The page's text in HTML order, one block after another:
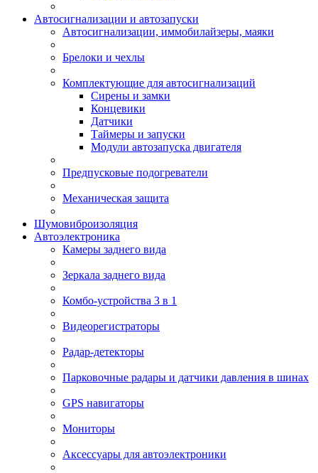
Автосигнализации и автозапуски
Автосигнализации, иммобилайзеры, маяки
Брелоки и чехлы
Комплектующие для автосигнализаций
Сирены и замки
Концевики
Датчики
Таймеры и запуски
Модули автозапуска двигателя
Предпусковые подогреватели
Механическая защита
Шумовиброизоляция
Автоэлектроника
Камеры заднего вида
Зеркала заднего вида
Комбо-устройства 3 в 1
Видеорегистраторы
Радар-детекторы
Парковочные радары и датчики давления в шинах
GPS навигаторы
Мониторы
Аксессуары для автоэлектроники